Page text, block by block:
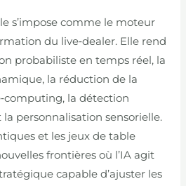
s’impose comme le moteur
du live‑dealer. Elle rend
probabiliste en temps réel, la
la réduction de la
la détection
personnalisation sensorielle.
et les jeux de table
frontières où l’IA agit
capable d’ajuster les